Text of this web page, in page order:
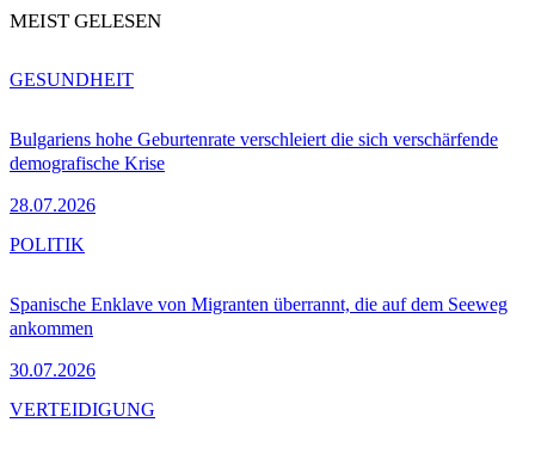
MEIST GELESEN
Bulgariens hohe Geburtenrate verschleiert die sich verschärfende
demografische Krise
28.07.2026
GESUNDHEIT
Spanische Enklave von Migranten überrannt, die auf dem Seeweg
ankommen
30.07.2026
POLITIK
VERTEIDIGUNG